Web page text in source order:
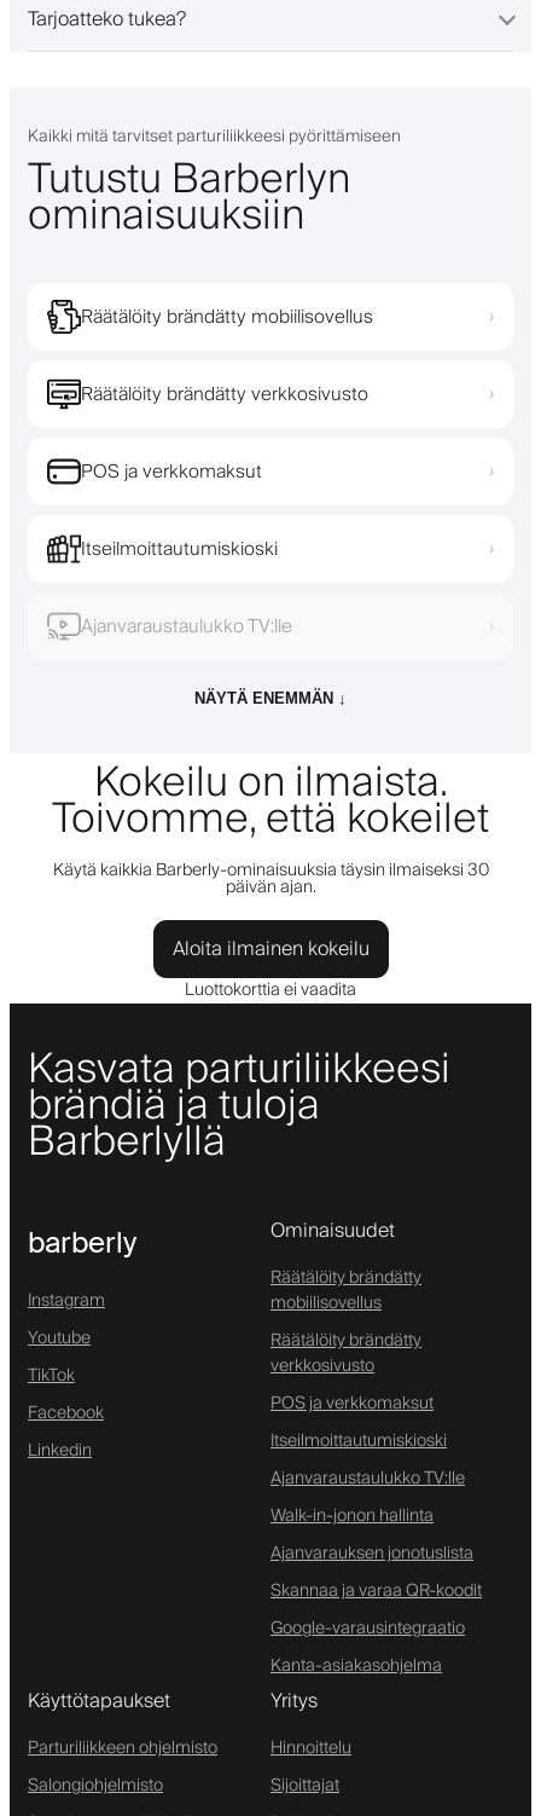
Tarjoatteko tukea?
Kaikki mitä tarvitset parturiliikkeesi pyörittämiseen
Tutustu Barberlyn
ominaisuuksiin
Räätälöity brändätty mobiilisovellus ›
Räätälöity brändätty verkkosivusto ›
POS ja verkkomaksut ›
Itseilmoittautumiskioski ›
Ajanvaraustaulukko TV:lle ›
NÄYTÄ ENEMMÄN ↓
Kokeilu on ilmaista.
Toivomme, että kokeilet
Käytä kaikkia Barberly-ominaisuuksia täysin ilmaiseksi 30
päivän ajan.
Aloita ilmainen kokeilu
Luottokorttia ei vaadita
Kasvata parturiliikkeesi
brändiä ja tuloja
Barberlyllä
barberly
Instagram
Youtube
TikTok
Facebook
Linkedin
Ominaisuudet
Räätälöity brändätty
mobiilisovellus
Räätälöity brändätty
verkkosivusto
POS ja verkkomaksut
Itseilmoittautumiskioski
Ajanvaraustaulukko TV:lle
Walk-in-jonon hallinta
Ajanvarauksen jonotuslista
Skannaa ja varaa QR-koodit
Google-varausintegraatio
Kanta-asiakasohjelma
Käyttötapaukset
Parturiliikkeen ohjelmisto
Salongiohjelmisto
Yritys
Hinnoittelu
Sijoittajat